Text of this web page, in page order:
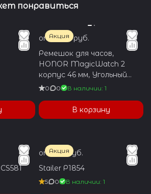
понравиться
Акция
от 1 950 руб.
Ремешок для часов,
HONOR MagicWatch 2
корпус 46 мм, Угольный
Чёрный 22 mm L
0 0 В наличии: 1
В корзину
Акция
от 550 руб.
Stailer Р1854
5 0 В наличии: 1